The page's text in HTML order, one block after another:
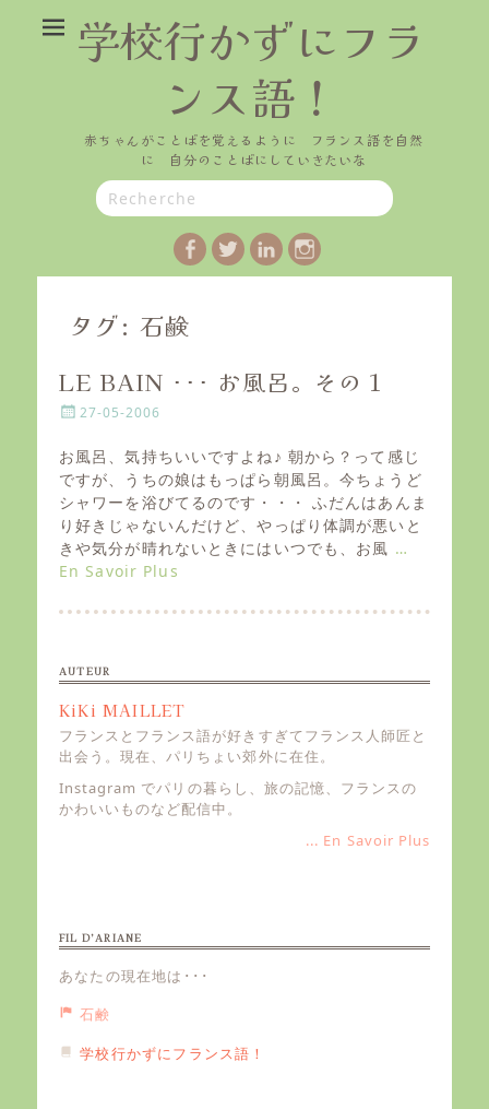
学校行かずにフラ
ンス語！
赤ちゃんがことばを覚えるように フランス語を自然
に 自分のことばにしていきたいな
Search
for:
Facebook
TwitterLinkedIn
Instagram
タグ: 石鹸
LE BAIN ･･･ お風呂。その１
P
s
t
e
d
o
n
27-05-2006
お風呂、気持ちいいですよね♪ 朝から？って感じ
ですが、うちの娘はもっぱら朝風呂。今ちょうど
シャワーを浴びてるのです・・・ ふだんはあんま
り好きじゃないんだけど、やっぱり体調が悪いと
きや気分が晴れないときにはいつでも、お風 …
En Savoir Plus
AUTEUR
KiKi MAILLET
フランスとフランス語が好きすぎてフランス人師匠と
出会う。現在、パリちょい郊外に在住。
Instagram でパリの暮らし、旅の記憶、フランスの
かわいいものなど配信中。
... En Savoir Plus
FIL D’ARIANE
あなたの現在地は･･･
石鹸
学校行かずにフランス語！